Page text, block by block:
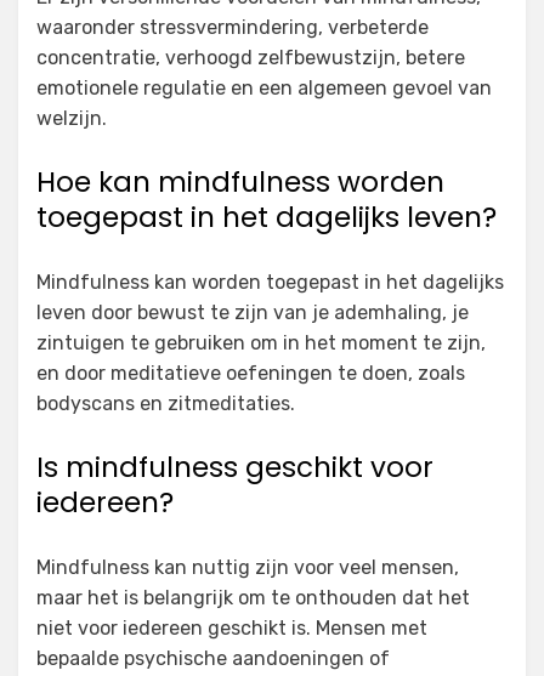
waaronder stressvermindering, verbeterde
concentratie, verhoogd zelfbewustzijn, betere
emotionele regulatie en een algemeen gevoel van
welzijn.
Hoe kan mindfulness worden
toegepast in het dagelijks leven?
Mindfulness kan worden toegepast in het dagelijks
leven door bewust te zijn van je ademhaling, je
zintuigen te gebruiken om in het moment te zijn,
en door meditatieve oefeningen te doen, zoals
bodyscans en zitmeditaties.
Is mindfulness geschikt voor
iedereen?
Mindfulness kan nuttig zijn voor veel mensen,
maar het is belangrijk om te onthouden dat het
niet voor iedereen geschikt is. Mensen met
bepaalde psychische aandoeningen of